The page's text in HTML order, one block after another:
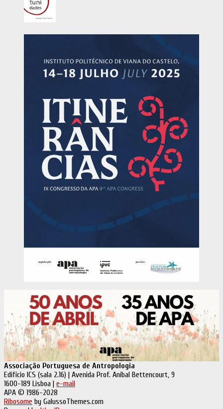
Associação Portuguesa de Antropologia
Edifício ICS (sala 2.16) | Avenida Prof. Aníbal Bettencourt, 9
1600-189 Lisboa | e-mail
APA © 1986-2028
Ribosome by GalussoThemes.com